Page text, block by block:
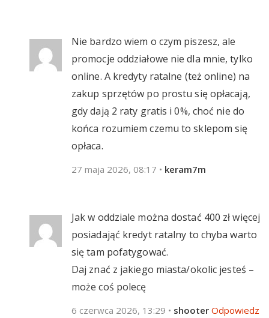
Nie bardzo wiem o czym piszesz, ale
promocje oddziałowe nie dla mnie, tylko
online. A kredyty ratalne (też online) na
zakup sprzętów po prostu się opłacają,
gdy dają 2 raty gratis i 0%, choć nie do
końca rozumiem czemu to sklepom się
opłaca.
27 maja 2026, 08:17 • keram7m
Jak w oddziale można dostać 400 zł więcej
posiadająć kredyt ratalny to chyba warto
się tam pofatygować.
Daj znać z jakiego miasta/okolic jesteś –
może coś polecę
6 czerwca 2026, 13:29 • shooter Odpowiedz